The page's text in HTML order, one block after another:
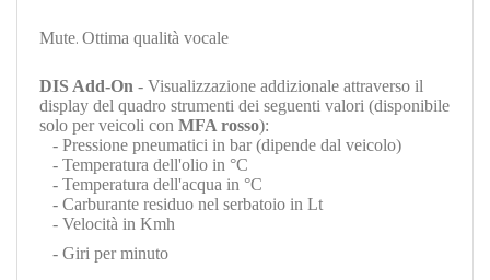
Mute. Ottima qualità vocale
DIS Add-On - Visualizzazione addizionale attraverso il
display del quadro strumenti dei seguenti valori (disponibile
solo per veicoli con MFA rosso):
- Pressione pneumatici in bar (dipende dal veicolo)
- Temperatura dell'olio in °C
- Temperatura dell'acqua in °C
- Carburante residuo nel serbatoio in Lt
- Velocità in Kmh
- Giri per minuto